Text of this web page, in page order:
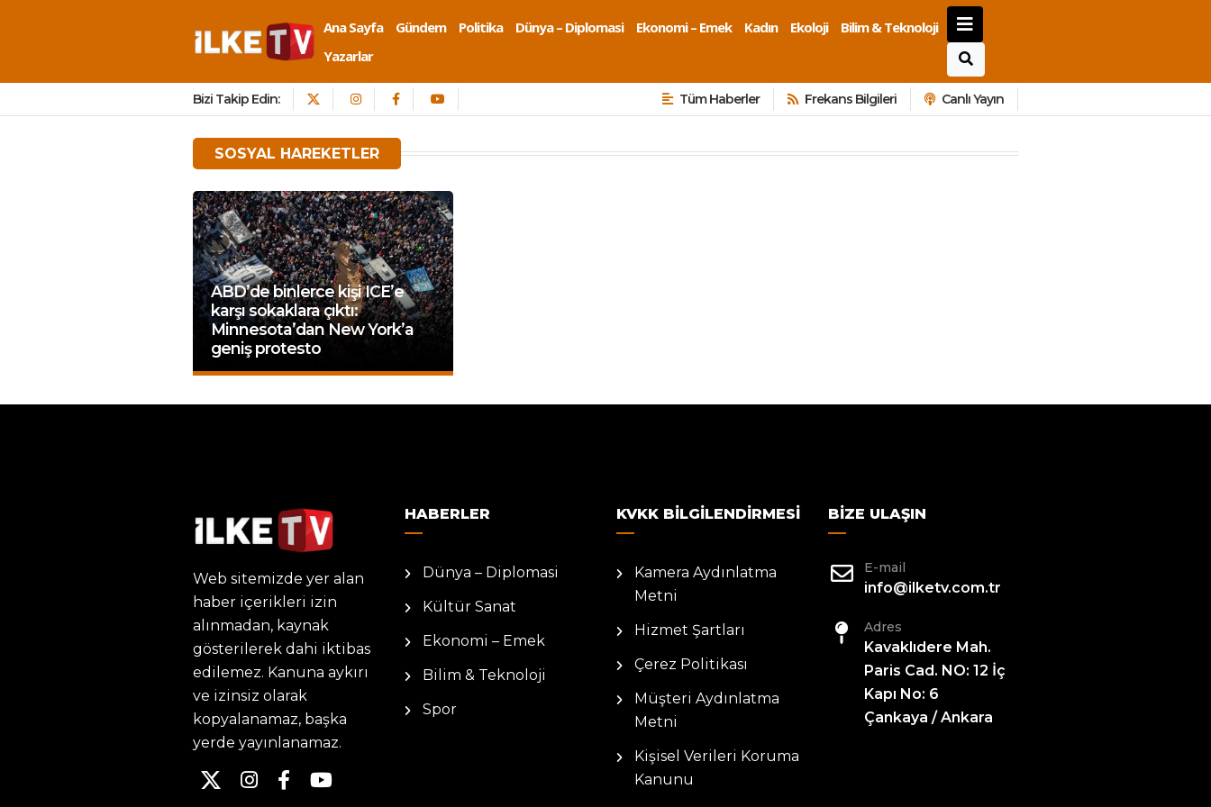
Ana Sayfa Gündem Politika Dünya – Diplomasi Ekonomi – Emek Kadın Ekoloji
Bilim & Teknoloji
Yazarlar
Bizi Takip Edin: Tüm Haberler Frekans Bilgileri Canlı Yayın
SOSYAL HAREKETLER
ABD’de binlerce kişi ICE’e
karşı sokaklara çıktı:
Minnesota’dan New York’a
geniş protesto
Web sitemizde yer alan
haber içerikleri izin
alınmadan, kaynak
gösterilerek dahi iktibas
edilemez. Kanuna aykırı
ve izinsiz olarak
kopyalanamaz, başka
yerde yayınlanamaz.
HABERLER
Dünya – Diplomasi
Kültür Sanat
Ekonomi – Emek
Bilim & Teknoloji
Spor
KVKK BILGILENDIRMESI
Kamera Aydınlatma
Metni
Hizmet Şartları
Çerez Politikası
Müşteri Aydınlatma
Metni
Kişisel Verileri Koruma
Kanunu
BIZE ULAŞIN
E-mail
info@ilketv.com.tr
Adres
Kavaklıdere Mah.
Paris Cad. NO: 12 İç
Kapı No: 6
Çankaya / Ankara